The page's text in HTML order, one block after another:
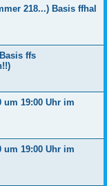
218...) Basis ffhal
ffs
um 19:00 Uhr im
um 19:00 Uhr im